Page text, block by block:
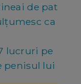
de pat
ca
lucruri pe
penisul lui